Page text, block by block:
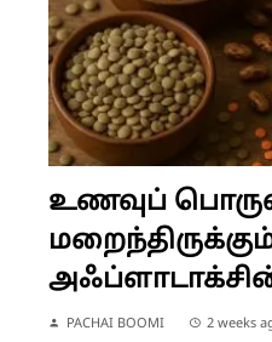
உணவுப்
அஃப்ளாடாக்சின்
PACHAI BOOMI 2 weeks